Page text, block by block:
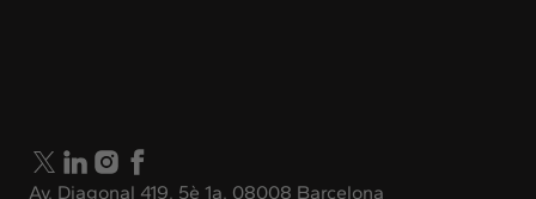
Av. Diagonal 419, 5è 1a. 08008 Barcelona